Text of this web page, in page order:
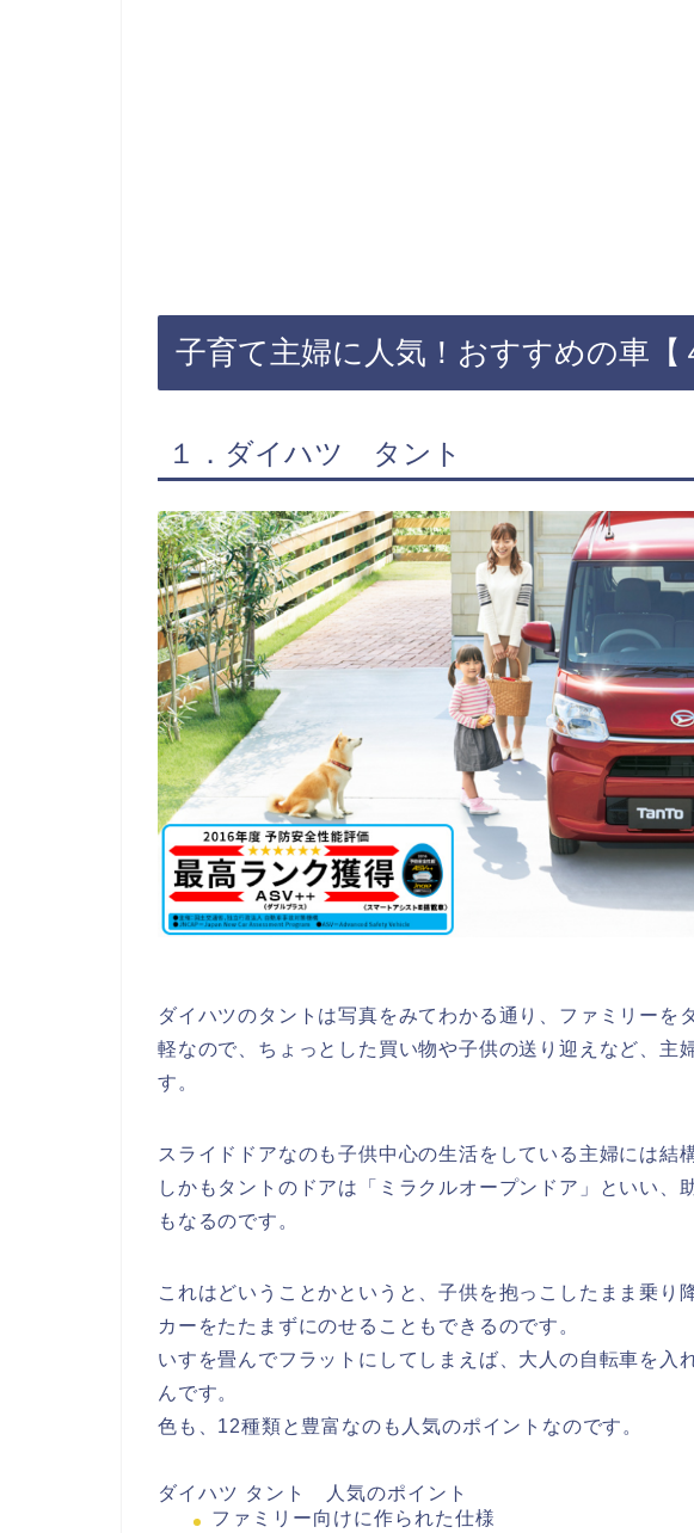
子育て主婦に人気！おすすめの車【
１．ダイハツ タント
ダイハツのタントは写真をみてわかる通り、ファミリーを
軽なので、ちょっとした買い物や子供の送り迎えなど、主
す。
スライドドアなのも子供中心の生活をしている主婦には結
しかもタントのドアは「ミラクルオープンドア」といい、
もなるのです。
これはどいうことかというと、子供を抱っこしたまま乗り
カーをたたまずにのせることもできるのです。
いすを畳んでフラットにしてしまえば、大人の自転車を入
んです。
色も、12種類と豊富なのも人気のポイントなのです。
ダイハツ タント 人気のポイント
ファミリー向けに作られた仕様